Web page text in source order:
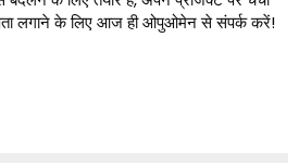
लगाने के लिए आज ही ओपुओमेन से संपर्क करें!